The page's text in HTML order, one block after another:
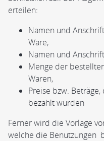
erteilen:
Namen und
Ware,
Namen und
Menge der
Waren,
Preise bzw.
bezahlt wurden
Ferner wird die Vorlage
welche die Benutzungen